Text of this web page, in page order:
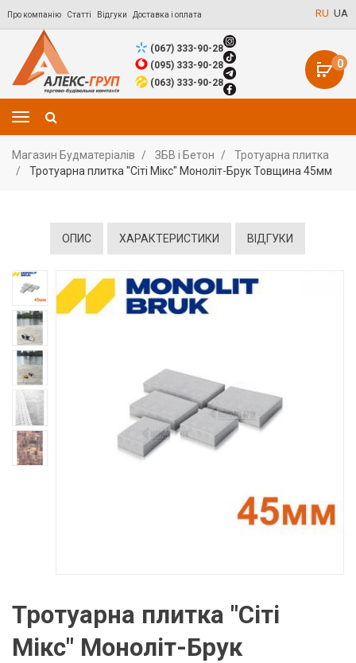
Про компанію Статті Відгуки Доставка і оплата RU UA
0
(067) 333-90-28
(095) 333-90-28
(063) 333-90-28
Магазин Будматеріалів ЗБВ і Бетон
Тротуарна плитка
Тротуарна плитка "Сіті Мікс" Моноліт-Брук Товщина 45мм
ОПИС ХАРАКТЕРИСТИКИ ВІДГУКИ
Тротуарна плитка "Сіті
Мікс" Моноліт-Брук